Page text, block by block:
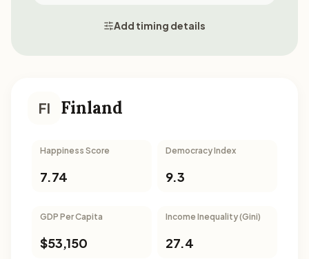
Add timing details
FI Finland
Happiness Score
7.74
Democracy Index
9.3
GDP Per Capita
$53,150
Income Inequality (Gini)
27.4